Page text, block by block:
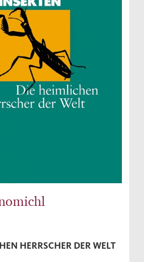
HERRSCHER DER WELT